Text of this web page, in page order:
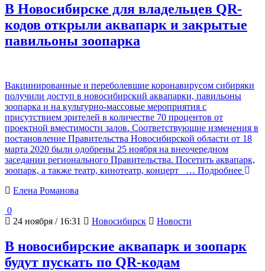
В Новосибирске для владельцев QR-
кодов открыли аквапарк и закрытые
павильоны зоопарка
Вакцинированные и переболевшие коронавирусом сибиряки
получили доступ в новосибирский аквапарки, павильоны
зоопарка и на культурно-массовые мероприятия с
присутствием зрителей в количестве 70 процентов от
проектной вместимости залов. Соответствующие изменения в
постановление Правительства Новосибирской области от 18
марта 2020 были одобрены 25 ноября на внеочередном
заседании регионального Правительства. Посетить аквапарк,
зоопарк, а также театр, кинотеатр, концерт
… Подробнее
Елена Романова
0
24 ноября / 16:31
Новосибирск Новости
В новосибирские аквапарк и зоопарк
будут пускать по QR-кодам